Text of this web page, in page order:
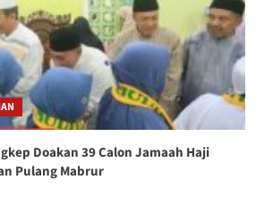
Doakan 39 Calon Jamaah Haji
Pulang Mabrur